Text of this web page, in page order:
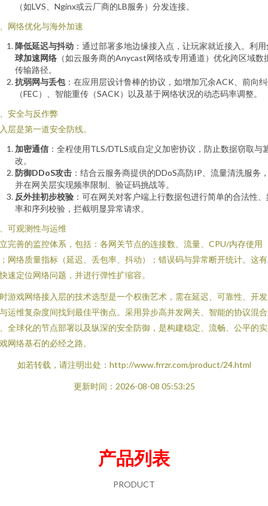
（如LVS、Nginx或云厂商的LB服务）分发连接。
网络优化与海外加速
降低延迟与抖动 ：通过部署多地边缘接入点，让玩家就近接入。利用
球加速网络 （如云服务商的Anycast网络或专用通道）优化跨区域数
传输路径。
抗弱网与丢包：在应用层设计鲁棒的协议，如增加冗余ACK、前向
（FEC）、智能重传（SACK）以及基于网络状况的动态码率调整。
安全与反作弊
层是第一道安全防线。
加密通信 ：全程使用TLS/DTLS或自定义加密协议，防止数据窃取与
改。
防御DDoS攻击 ：结合云服务商提供的DDoS高防IP、流量清洗服务
并在网关层实现频率限制、验证码挑战等。
反外挂初步校验 ：可在网关对客户端上行数据包进行简单的合法性、
率和序列校验，拦截明显异常请求。
可观测性与运维
完善的监控体系，包括：各网关节点的连接数、流量、CPU/内存使用
网络质量指标（延迟、丢包率、抖动）；错误码与异常断开统计。这
速定位网络问题，并进行弹性扩缩容。
游戏网络接入层的技术选型是一个权衡艺术，需在延迟、可靠性、开
运维复杂度间找到最佳平衡点。采用异步高并发网关、智能的协议混
全球化的节点部署以及纵深的安全防御，是构建稳定、流畅、公平的
网络基石的必经之路。
如若转载，请注明出处：http://www.frrzr.com/product/24.html
更新时间：2026-08-08 05:53:25
产品列表
PRODUCT